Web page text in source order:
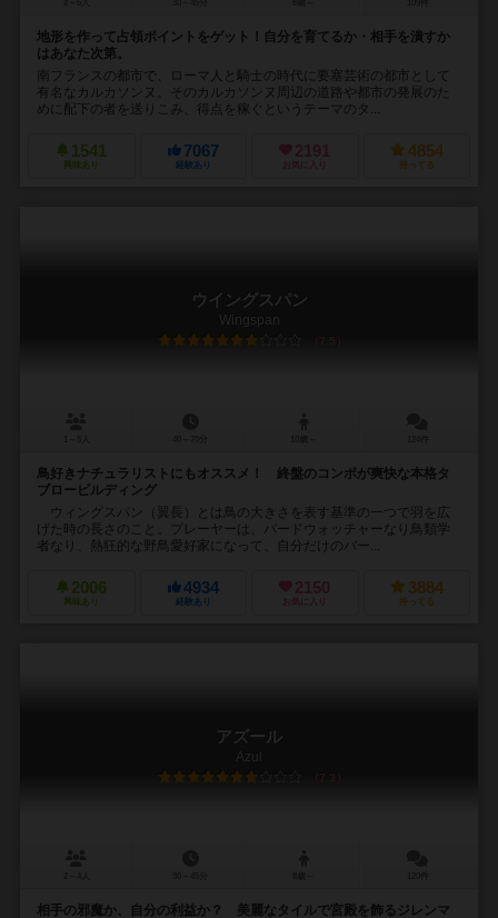
地形を作って占領ポイントをゲット！自分を育てるか・相手を潰すか
はあなた次第。
南フランスの都市で、ローマ人と騎士の時代に要塞芸術の都市として
有名なカルカソンヌ。そのカルカソンヌ周辺の道路や都市の発展のた
めに配下の者を送りこみ、得点を稼ぐというテーマのタ...
1541
興味あり
7067
経験あり
2191
お気に入り
4854
持ってる
ウイングスパン
Wingspan
7.5
鳥好きナチュラリストにもオススメ！ 終盤のコンボが爽快な本格タ
ブロービルディング
ウィングスパン（翼長）とは鳥の大きさを表す基準の一つで羽を広
げた時の長さのこと。プレーヤーは、バードウォッチャーなり鳥類学
者なり、熱狂的な野鳥愛好家になって、自分だけのバー...
2006
興味あり
4934
経験あり
2150
お気に入り
3884
持ってる
アズール
Azul
7.3
相手の邪魔か、自分の利益か？ 美麗なタイルで宮殿を飾るジレンマ